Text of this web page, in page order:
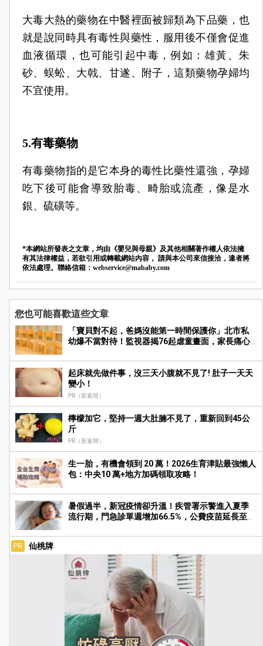
大毒大熱的藥物在中醫裡面被歸類為下品藥，也
就是說同時具有毒性與藥性，服用後不僅會促進
血液循環，也可能引起中毒，例如：雄黃、朱
砂、蜈蚣、大戟、甘遂、附子，這類藥物孕婦均
不宜使用。
5.有毒藥物
有毒藥物指的是它本身的毒性比藥性還強，孕婦
吃下後可能會導致胎毒、畸胎或流產，像是水
銀、硫磺等。
*本網站所發表之文章，均由《嬰兒與母親》及其他相關著作權人依法擁
有其法律權益，若欲引用或轉載網站內容， 請與本公司來信接洽，違者將
依法處理。聯絡信箱： webservice@mababy.com
您也可能喜歡這些文章
「寶貝對不起，爸媽沒能第一時間保護你」北市私
幼爆不當對待！監視器揭76起虐童畫面，家長痛心
起床就先做件事，沒三天小腹就不見了! 肚子一天天
變小！
PR（新素簡）
檸檬加它，堅持一週大肚腩不見了，重新回到45公
斤
PR（新素簡）
生一胎，有機會領到 20 萬！2026生育津貼最強懶人
包：中央10 萬+地方加碼領取攻略！
暑假過半，新冠疫情卻升溫！疾管署示警進入夏季
流行期，門急診單週增加66.5%，公費疫苗延長至9
PR 仙桃牌